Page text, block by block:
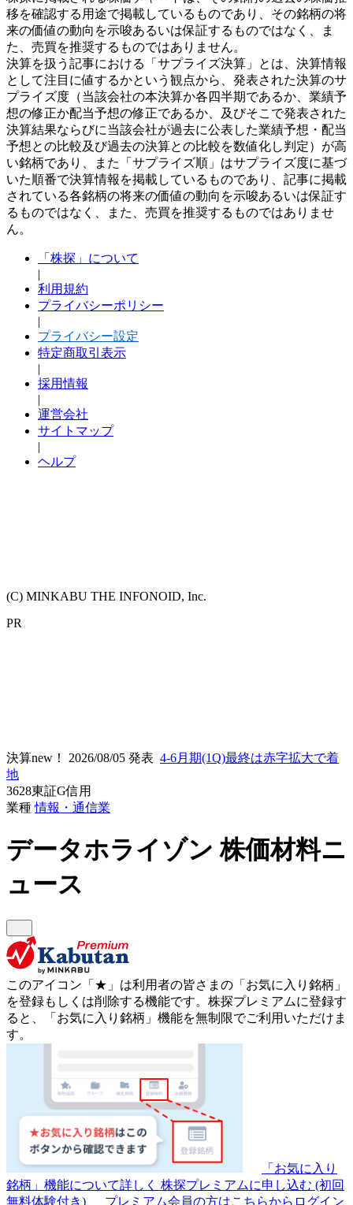
移を確認する用途で掲載しているものであり、その銘柄の将
来の価値の動向を示唆あるいは保証するものではなく、ま
た、売買を推奨するものではありません。
決算を扱う記事における「サプライズ決算」とは、決算情報
として注目に値するかという観点から、発表された決算のサ
プライズ度（当該会社の本決算か各四半期であるか、業績予
想の修正か配当予想の修正であるか、及びそこで発表された
決算結果ならびに当該会社が過去に公表した業績予想・配当
予想との比較及び過去の決算との比較を数値化し判定）が高
い銘柄であり、また「サプライズ順」はサプライズ度に基づ
いた順番で決算情報を掲載しているものであり、記事に掲載
されている各銘柄の将来の価値の動向を示唆あるいは保証す
るものではなく、また、売買を推奨するものではありませ
ん。
「株探」について
|
利用規約
プライバシーポリシー
|
プライバシー設定
特定商取引表示
|
採用情報
|
運営会社
サイトマップ
|
ヘルプ
(C) MINKABU THE INFONOID, Inc.
PR
決算new！ 2026/08/05 発表 4-6月期(1Q)最終は赤字拡大で着
地
3628東証G信用
業種情報・通信業
データホライゾン株価材料ニ
ュース
このアイコン 「★」 は利用者の皆さまの 「お気に入り銘柄」
を登録もしくは削除する機能です。 株探プレミアムに登録す
ると、「お気に入り銘柄」機能を無制限でご利用いただけま
す。
「お気に入り
銘柄」機能について詳しく 株探プレミアムに申し込む (初回
無料体験付き)
プレミアム会員の方はこちらからログイン